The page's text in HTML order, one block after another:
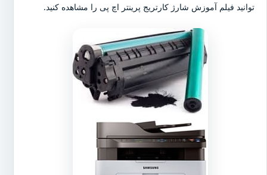
توانید فیلم آموزش شارژ کارتریج پرینتر اچ پی را مشاهده کنید.